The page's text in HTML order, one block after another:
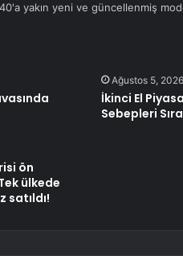
yakın yeni ve güncellenmiş
Ağustos 5, 2026
İkinci El
Sebepleri
ön
ülkede
satıldı!